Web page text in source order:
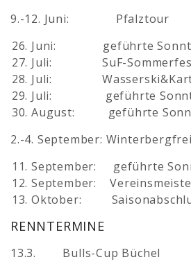
9.-12. Juni: Pfalztour
Juni: geführte
Juli: SuF-
Juli:
Juli: geführte
August: geführte
2.-4. September:
September: geführte
September:
Oktober:
RENNTERMINE
13.3. Bulls-Cup Büchel